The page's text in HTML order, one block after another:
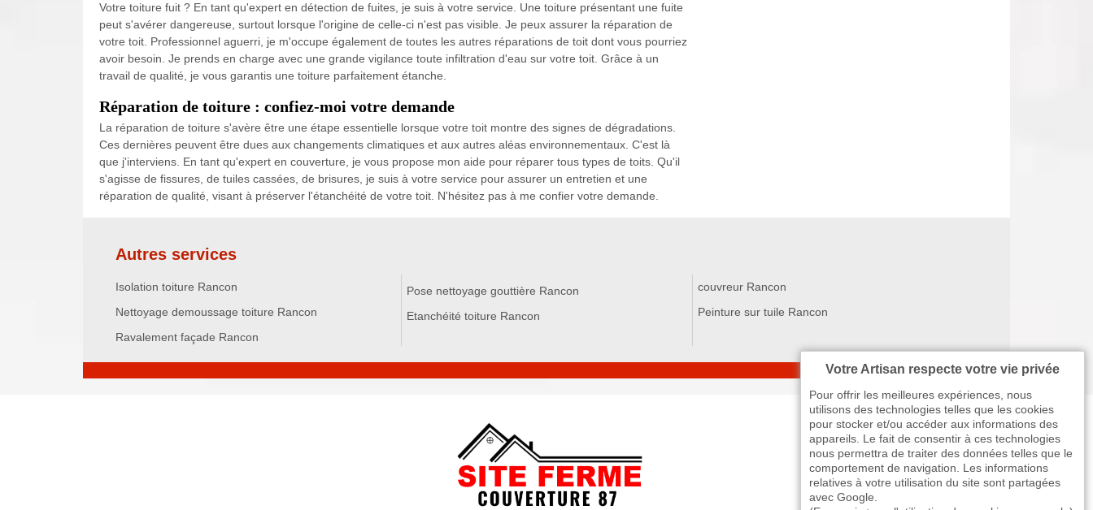
Votre toiture fuit ? En tant qu'expert en détection de fuites, je suis à votre service. Une toiture présentant une fuite
peut s'avérer dangereuse, surtout lorsque l'origine de celle-ci n'est pas visible. Je peux assurer la réparation de
votre toit. Professionnel aguerri, je m'occupe également de toutes les autres réparations de toit dont vous pourriez
avoir besoin. Je prends en charge avec une grande vigilance toute infiltration d'eau sur votre toit. Grâce à un
travail de qualité, je vous garantis une toiture parfaitement étanche.
Réparation de toiture : confiez-moi votre demande
La réparation de toiture s'avère être une étape essentielle lorsque votre toit montre des signes de dégradations.
Ces dernières peuvent être dues aux changements climatiques et aux autres aléas environnementaux. C'est là
que j'interviens. En tant qu'expert en couverture, je vous propose mon aide pour réparer tous types de toits. Qu'il
s'agisse de fissures, de tuiles cassées, de brisures, je suis à votre service pour assurer un entretien et une
réparation de qualité, visant à préserver l'étanchéité de votre toit. N'hésitez pas à me confier votre demande.
Autres services
Isolation toiture Rancon
Nettoyage demoussage toiture Rancon
Ravalement façade Rancon
Pose nettoyage gouttière Rancon
Etanchéité toiture Rancon
couvreur Rancon
Peinture sur tuile Rancon
Votre Artisan respecte votre vie privée
Pour offrir les meilleures expériences, nous
utilisons des technologies telles que les cookies
pour stocker et/ou accéder aux informations des
appareils. Le fait de consentir à ces technologies
nous permettra de traiter des données telles que le
comportement de navigation. Les informations
relatives à votre utilisation du site sont partagées
avec Google.